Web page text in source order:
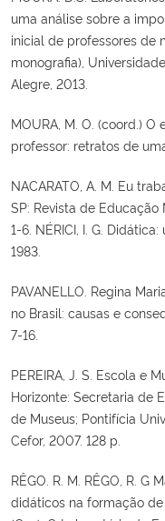
uma análise sobre a
inicial de professores de
monografia),
Alegre, 2013.
MOURA, M. O. (coord.)
professor: retratos de
NACARATO, A. M. Eu
SP: Revista de
1-6. NÉRICI, I. G.
1983.
PAVANELLO. Regina
no Brasil: causas e
7-16.
PEREIRA, J. S. Escola e
Horizonte: Secretaria de
de Museus; Pontifícia
Cefor, 2007. 128 p.
RÊGO. R. M. RÊGO, R.
didáticos na formação de